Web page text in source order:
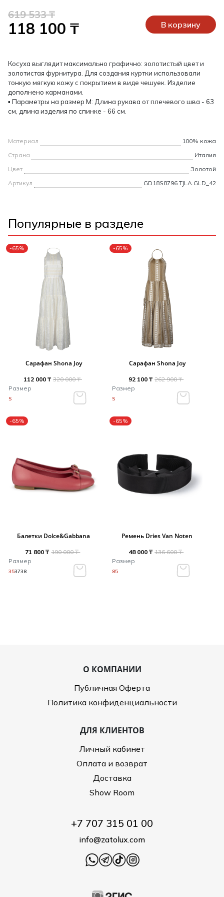
619 533 ₸
118 100 ₸ В корзину
Косуха выглядит максимально графично: золотистый цвет и
золотистая фурнитура. Для создания куртки использовали
тонкую мягкую кожу с покрытием в виде чешуек. Изделие
дополнено карманами.
▪ Параметры на размер М: Длина рукава от плечевого шва - 63
см, длина изделия по спинке - 66 см.
Материал
100% кожа
Страна
Италия
Цвет
Золотой
Артикул
GD18S8796 TJLA.GLD_42
Популярные в разделе
-65%
Сарафан Shona Joy
112 000 ₸ 320 000 ₸
Размер
S
-65%
Сарафан Shona Joy
92 100 ₸ 262 900 ₸
Размер
S
-65%
Балетки Dolce&Gabbana
71 800 ₸ 190 000 ₸
Размер
353738
-65%
Ремень Dries Van Noten
48 000 ₸ 136 600 ₸
Размер
85
О КОМПАНИИ
Публичная Оферта
Политика конфиденциальности
ДЛЯ КЛИЕНТОВ
Личный кабинет
Оплата и возврат
Доставка
Show Room
+7 707 315 01 00
info@zatolux.com